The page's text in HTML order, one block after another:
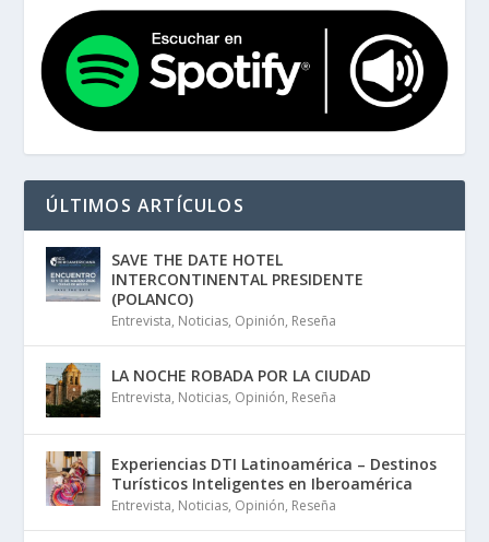
ÚLTIMOS ARTÍCULOS
SAVE THE DATE HOTEL
INTERCONTINENTAL PRESIDENTE
(POLANCO)
Entrevista, Noticias, Opinión, Reseña
LA NOCHE ROBADA POR LA CIUDAD
Entrevista, Noticias, Opinión, Reseña
Experiencias DTI Latinoamérica – Destinos
Turísticos Inteligentes en Iberoamérica
Entrevista, Noticias, Opinión, Reseña